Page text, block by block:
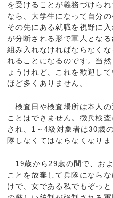
を受けることが義務づけら
なら、大学生になって自分
その先にある就職を視野に
が分断される形で軍人とな
組み入れなければならなく
れることになるのです。当
ょうけれど、これを歓迎し
ほど多くありません。
検査日や検査場所は本人の
ことはできません。徴兵検
され、1～4級対象者は30歳
隊しなくてはならなくなりま
19歳から29歳の間で、お
ことを放棄して兵隊になら
けで、女である私でもぞっ